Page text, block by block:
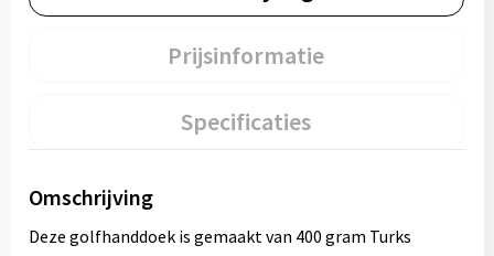
Prijsinformatie
Specificaties
Omschrijving
Deze golfhanddoek is gemaakt van 400 gram Turks